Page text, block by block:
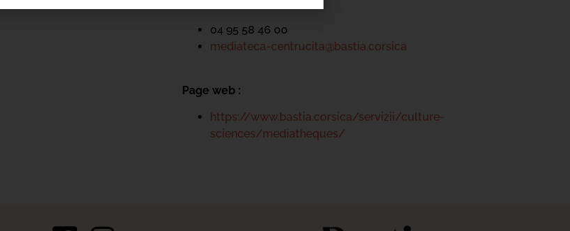
04 95 58 46 00
mediateca-centrucita@bastia.corsica
Page web :
https://www.bastia.corsica/servizii/culture-
sciences/mediatheques/